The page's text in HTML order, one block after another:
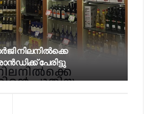
നിലനിൽക്കെ
പേരിട്ടു